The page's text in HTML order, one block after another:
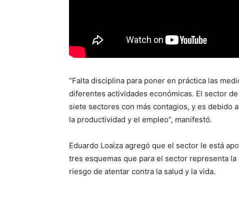
“Falta disciplina para poner en práctica las
diferentes actividades económicas. El sector
siete sectores con más contagios, y es debido
la productividad y el empleo”, manifestó.
Eduardo Loaiza agregó que el sector le está
tres esquemas que para el sector representa
riesgo de atentar contra la salud y la vida.